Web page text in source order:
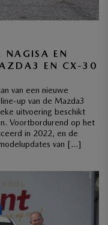
NAGISA EN
EN CX-30
van een nieuwe
up van de Mazda3
uitvoering beschikt
Voortbordurend op het
in 2022, en de
van […]